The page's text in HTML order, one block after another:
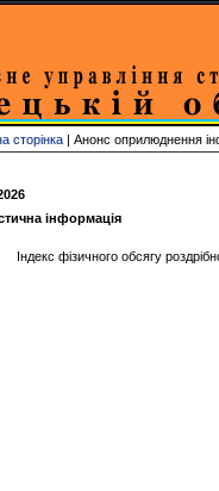
сторінка | Анонс оприлюднення
інформація
Індекс фізичного обсягу